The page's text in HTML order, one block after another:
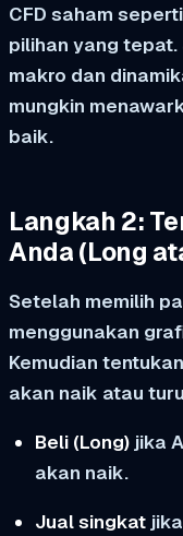
CFD saham
pilihan yang
makro dan
mungkin
baik.
Langkah 2:
Anda (Long
Setelah memilih
menggunakan
Kemudian
akan naik atau
Beli (Long)jika
akan naik.
Jual singkatjika